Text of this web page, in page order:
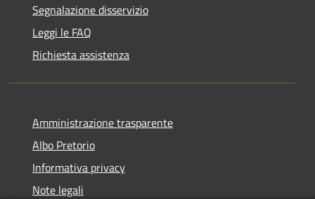
Segnalazione disservizio
Leggi le FAQ
Richiesta assistenza
Amministrazione trasparente
Albo Pretorio
Informativa privacy
Note legali